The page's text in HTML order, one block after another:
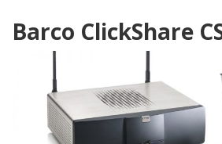
Beeld
Geluid
IT
Barco ClickShare